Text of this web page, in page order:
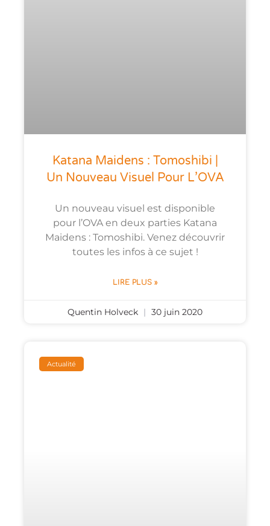
Katana Maidens : Tomoshibi |
Un Nouveau Visuel Pour L’OVA
Un nouveau visuel est disponible
pour l’OVA en deux parties Katana
Maidens : Tomoshibi. Venez découvrir
toutes les infos à ce sujet !
LIRE PLUS »
Quentin Holveck 30 juin 2020
Actualité